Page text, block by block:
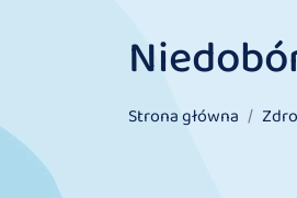
Strona główna